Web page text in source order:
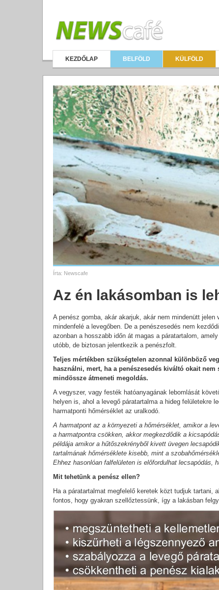
KEZDŐLAP BELFÖLD KÜLFÖLD
Írta: Newscafe
Az én lakásomban is
A penész gomba, akár akarjuk, akár nem mindenütt
mindenfelé a levegőben. De a penészesedés nem
azonban a hosszabb időn át magas a páratartalom,
utóbb, de biztosan jelentkezik a penészfolt.
Teljes mértékben szükségtelen azonnal különböző
használni, mert, ha a penészesedés kiváltó okait
mindössze átmeneti megoldás.
A vegyszer, vagy festék hatóanyagának lebomlását
helyen is, ahol a levegő páratartalma a hideg felületekre
harmatponti hőmérséklet az uralkodó.
A harmatpont az a környezeti a hőmérséklet, amikor a
a harmatpontra csökken, akkor megkezdődik a
példája amikor a hűtőszekrényből kivett üvegen
tartalmának hőmérséklete kisebb, mint a
Ehhez hasonlóan falfelületen is előfordulhat lecsapódás,
Mit tehetünk a penész ellen?
Ha a páratartalmat megfelelő keretek közt tudjuk
fontos, hogy gyakran szellőztessünk, így a lakásban